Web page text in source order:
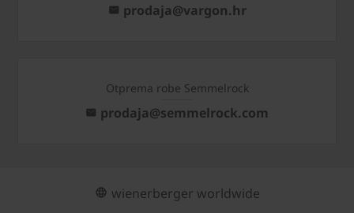
prodaja@vargon.hr
Otprema robe Semmelrock
prodaja@semmelrock.com
wienerberger worldwide